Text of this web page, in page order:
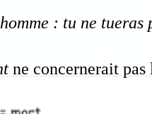
ne concernerait pas
: tu ne